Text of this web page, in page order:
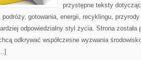
przystępne teksty
podróży, gotowania, energii, recyklingu,
odpowiedzialny styl życia. Strona została
odkrywać współczesne wyzwania